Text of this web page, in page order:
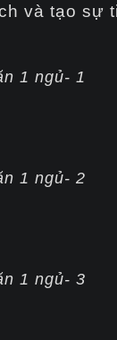
và tạo sự
1 ngủ- 1
1 ngủ- 2
1 ngủ- 3